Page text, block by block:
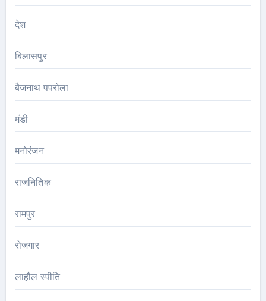
देश
बिलासपुर
बैजनाथ पपरोला
मंडी
मनोरंजन
राजनितिक
रामपुर
रोजगार
लाहौल स्पीति